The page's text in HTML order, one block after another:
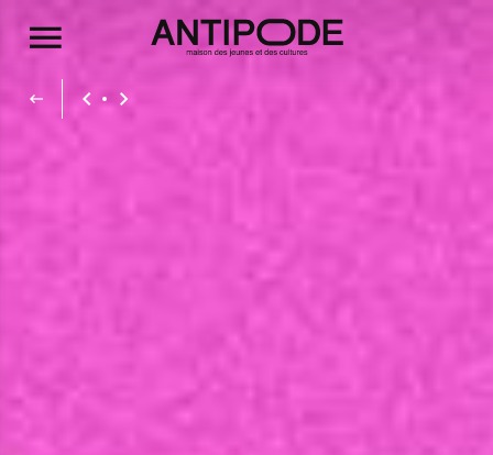
Aller au contenu principal